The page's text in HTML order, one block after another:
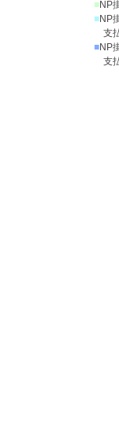
■NP
■NP
支
■NP
支